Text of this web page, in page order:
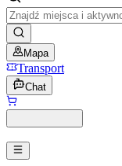
Mapa
Transport
Chat